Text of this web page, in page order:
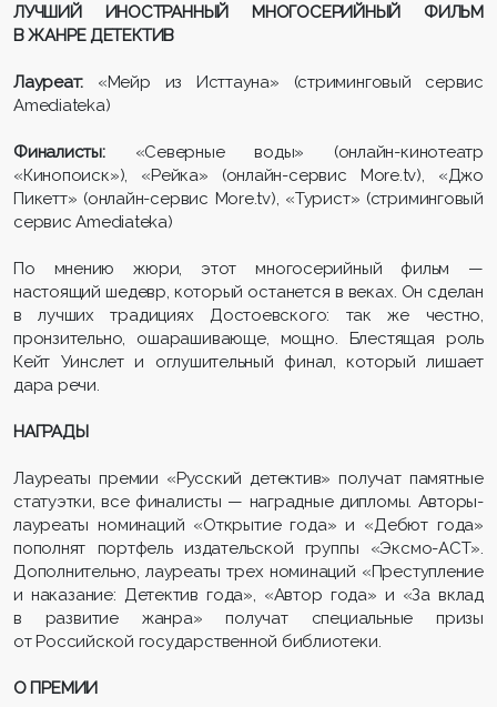
ЛУЧШИЙ ИНОСТРАННЫЙ МНОГОСЕРИЙНЫЙ ФИЛЬМ
В ЖАНРЕ ДЕТЕКТИВ
Лауреат: «Мейр из Исттауна» (стриминговый сервис
Amediateka)
Финалисты: «Северные воды» (онлайн-кинотеатр
«Кинопоиск»), «Рейка» (онлайн-сервис More.tv), «Джо
Пикетт» (онлайн-сервис More.tv), «Турист» (стриминговый
сервис Amediateka)
По мнению жюри, этот многосерийный фильм —
настоящий шедевр, который останется в веках. Он сделан
в лучших традициях Достоевского: так же честно,
пронзительно, ошарашивающе, мощно. Блестящая роль
Кейт Уинслет и оглушительный финал, который лишает
дара речи.
НАГРАДЫ
Лауреаты премии «Русский детектив» получат памятные
статуэтки, все финалисты — наградные дипломы. Авторы-
лауреаты номинаций «Открытие года» и «Дебют года»
пополнят портфель издательской группы «Эксмо-АСТ».
Дополнительно, лауреаты трех номинаций «Преступление
и наказание: Детектив года», «Автор года» и «За вклад
в развитие жанра» получат специальные призы
от Российской государственной библиотеки.
О ПРЕМИИ